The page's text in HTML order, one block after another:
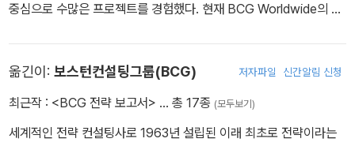
중심으로 수많은 프로젝트를 경험했다. 현재 BCG Worldwide의 금
옮긴이: 보스턴컨설팅그룹(BCG) 저자파일 신간알림 신청
최근작 : <BCG 전략 보고서> … 총 17종 (모두보기)
세계적인 전략 컨설팅사로 1963년 설립된 이래 최초로 전략이라는